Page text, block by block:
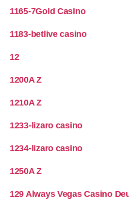
1165-7Gold Casino
1183-betlive casino
12
1200A Z
1210A Z
1233-lizaro casino
1234-lizaro casino
1250A Z
129 Always Vegas Casino